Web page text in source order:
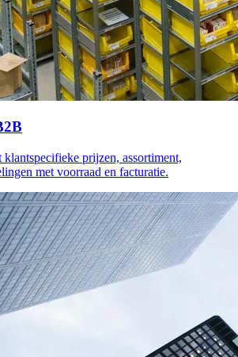
prijzen, assortiment,
met voorraad en facturatie.